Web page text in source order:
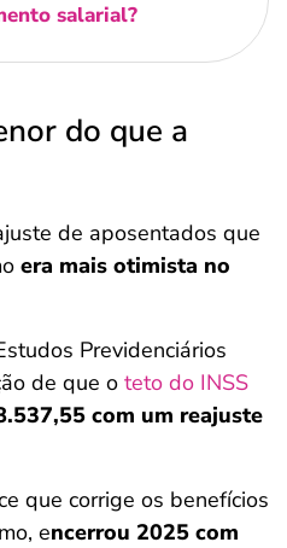
salarial?
do que a
de aposentados que
era mais otimista no
Previdenciários
de que o teto do INSS
com um reajuste
que corrige os benefícios
encerrou 2025 com